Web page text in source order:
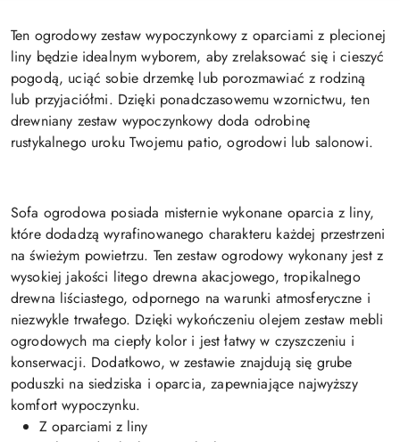
Ten ogrodowy zestaw wypoczynkowy z oparciami z plecionej
liny będzie idealnym wyborem, aby zrelaksować się i cieszyć
pogodą, uciąć sobie drzemkę lub porozmawiać z rodziną
lub przyjaciółmi. Dzięki ponadczasowemu wzornictwu, ten
drewniany zestaw wypoczynkowy doda odrobinę
rustykalnego uroku Twojemu patio, ogrodowi lub salonowi.
Sofa ogrodowa posiada misternie wykonane oparcia z liny,
które dodadzą wyrafinowanego charakteru każdej przestrzeni
na świeżym powietrzu. Ten zestaw ogrodowy wykonany jest z
wysokiej jakości litego drewna akacjowego, tropikalnego
drewna liściastego, odpornego na warunki atmosferyczne i
niezwykle trwałego. Dzięki wykończeniu olejem zestaw mebli
ogrodowych ma ciepły kolor i jest łatwy w czyszczeniu i
konserwacji. Dodatkowo, w zestawie znajdują się grube
poduszki na siedziska i oparcia, zapewniające najwyższy
komfort wypoczynku.
Z oparciami z liny